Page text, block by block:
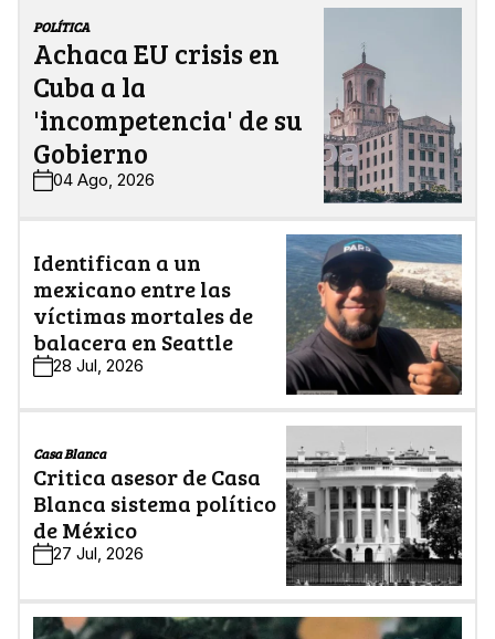
POLÍTICA
Achaca EU crisis en
Cuba a la
'incompetencia' de su
Gobierno
04 Ago, 2026
Identifican a un
mexicano entre las
víctimas mortales de
balacera en Seattle
28 Jul, 2026
Casa Blanca
Critica asesor de Casa
Blanca sistema político
de México
27 Jul, 2026